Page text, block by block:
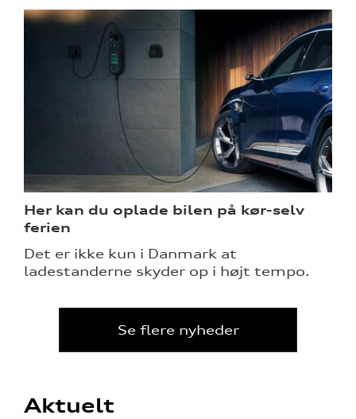
Her kan du oplade bilen på kør-selv
ferien
Det er ikke kun i Danmark at
ladestanderne skyder op i højt tempo.
Se flere nyheder
Aktuelt